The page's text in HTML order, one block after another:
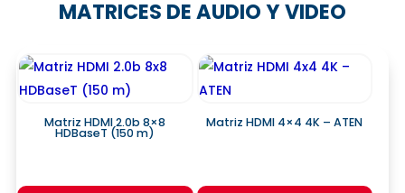
MATRICES DE AUDIO Y VIDEO
Matriz HDMI 2.0b 8×8
HDBaseT (150 m)
Matriz HDMI 4×4 4K – ATEN